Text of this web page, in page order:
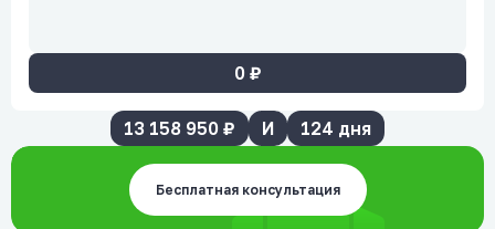
0₽
13 158 950 ₽ И 124 дня
Бесплатная консультация